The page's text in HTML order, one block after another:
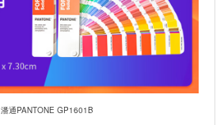
潘通PANTONE GP1601B